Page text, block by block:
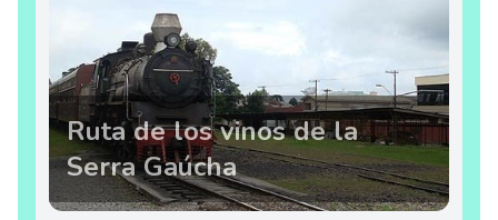
Ruta de los vinos de la
Serra Gaúcha